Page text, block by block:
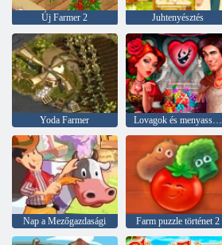
Új Farmer 2 Juhtenyésztés
Yoda Farmer Lovagok és menyasszonyok
Nap a Mezőgazdasági Farm puzzle történet 2